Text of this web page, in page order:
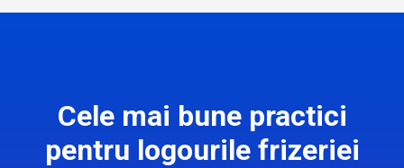
Cele mai bune practici
pentru logourile frizeriei